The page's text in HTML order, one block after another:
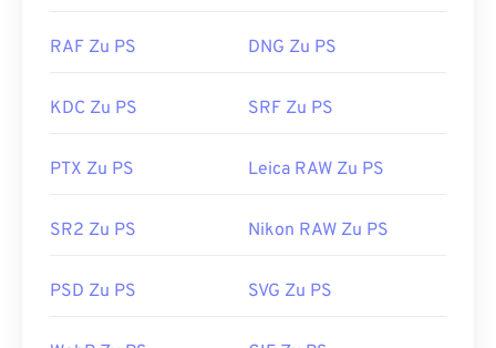
RAF Zu PS DNG Zu PS
KDC Zu PS SRF Zu PS
PTX Zu PS Leica RAW Zu PS
SR2 Zu PS Nikon RAW Zu PS
PSD Zu PS SVG Zu PS